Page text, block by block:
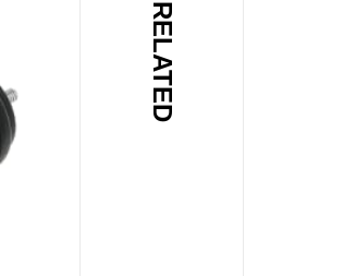
RELATED